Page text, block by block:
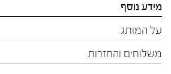
מידע נוסף
על המותג
משלוחים והחזרות